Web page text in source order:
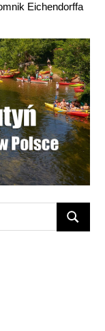
Eichendorffa
SEARCH